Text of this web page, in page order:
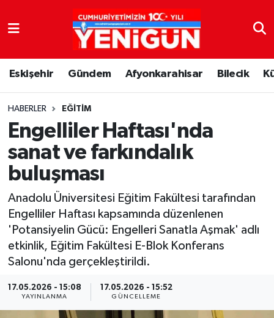
Eskişehir Gündem Afyonkarahisar Bilecik
HABERLER EĞITIM
Engelliler Haftası'nda
sanat ve farkındalık
buluşması
Anadolu Üniversitesi Eğitim Fakültesi tarafından
Engelliler Haftası kapsamında düzenlenen
'Potansiyelin Gücü: Engelleri Sanatla Aşmak' adlı
etkinlik, Eğitim Fakültesi E-Blok Konferans
Salonu'nda gerçekleştirildi.
17.05.2026 - 15:08
YAYINLANMA
17.05.2026 - 15:52
GÜNCELLEME
Nöbetçi Eczaneler
Hava Durumu
Trafik Durumu
Süper Lig Puan Durumu ve Fikstür
Tüm Manşetler
Son Dakika Haberleri
Haber Arşivi